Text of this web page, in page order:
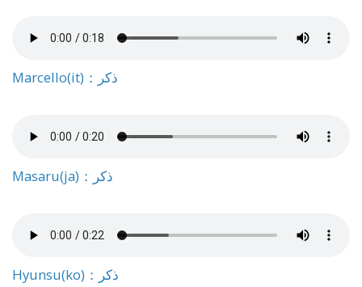
Marcello(it)：ذكر
Masaru(ja)：ذكر
Hyunsu(ko)：ذكر